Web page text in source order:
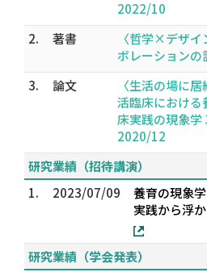
2022/10
2.
著書
〈哲学×デザイ
ボレーション
3.
論文
〈生活の場に
活臨床における
床実践の現象
2020/12
研究業績（招待講演）
1.
2023/07/09
養育の現象
実践から浮
研究業績（学会発表）